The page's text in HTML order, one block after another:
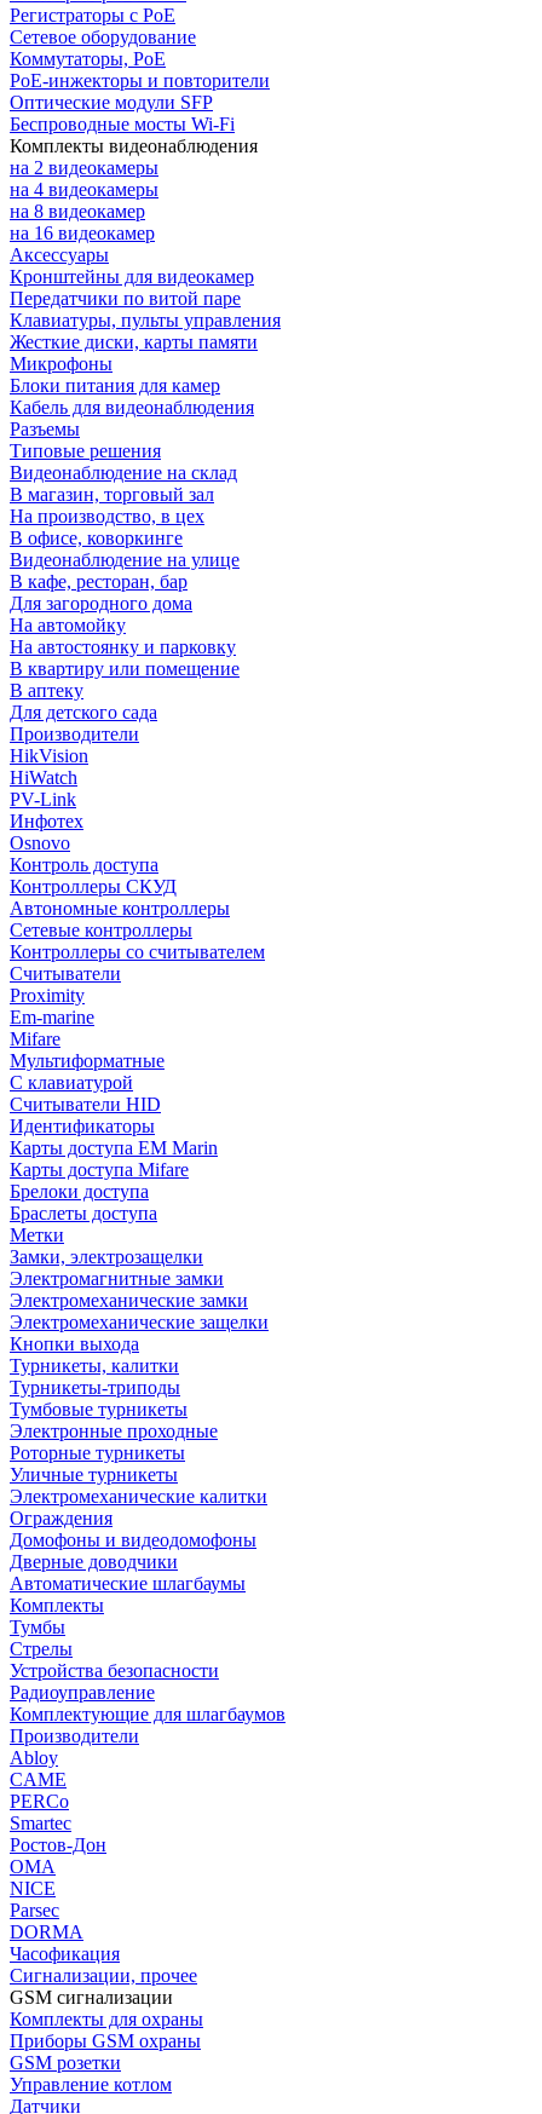
Регистраторы с PoE
Сетевое оборудование
Коммутаторы, PoE
PoE-инжекторы и повторители
Оптические модули SFP
Беспроводные мосты Wi-Fi
Комплекты видеонаблюдения
на 2 видеокамеры
на 4 видеокамеры
на 8 видеокамер
на 16 видеокамер
Аксессуары
Кронштейны для видеокамер
Передатчики по витой паре
Клавиатуры, пульты управления
Жесткие диски, карты памяти
Микрофоны
Блоки питания для камер
Кабель для видеонаблюдения
Разъемы
Типовые решения
Видеонаблюдение на склад
В магазин, торговый зал
На производство, в цех
В офисе, коворкинге
Видеонаблюдение на улице
В кафе, ресторан, бар
Для загородного дома
На автомойку
На автостоянку и парковку
В квартиру или помещение
В аптеку
Для детского сада
Производители
HikVision
HiWatch
PV-Link
Инфотех
Osnovo
Контроль доступа
Контроллеры СКУД
Автономные контроллеры
Сетевые контроллеры
Контроллеры со считывателем
Считыватели
Proximity
Em-marine
Mifare
Мультиформатные
С клавиатурой
Считыватели HID
Идентификаторы
Карты доступа EM Marin
Карты доступа Mifare
Брелоки доступа
Браслеты доступа
Метки
Замки, электрозащелки
Электромагнитные замки
Электромеханические замки
Электромеханические защелки
Кнопки выхода
Турникеты, калитки
Турникеты-триподы
Тумбовые турникеты
Электронные проходные
Роторные турникеты
Уличные турникеты
Электромеханические калитки
Ограждения
Домофоны и видеодомофоны
Дверные доводчики
Автоматические шлагбаумы
Комплекты
Тумбы
Стрелы
Устройства безопасности
Радиоуправление
Комплектующие для шлагбаумов
Производители
Abloy
CAME
PERCo
Smartec
Ростов-Дон
ОМА
NICE
Parsec
DORMA
Часофикация
Сигнализации, прочее
GSM сигнализации
Комплекты для охраны
Приборы GSM охраны
GSM розетки
Управление котлом
Датчики